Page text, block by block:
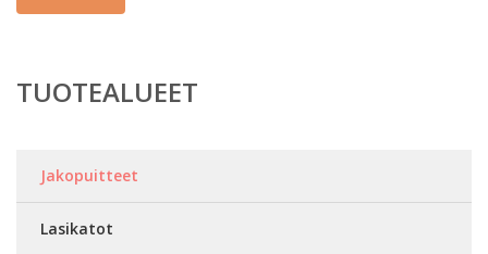
TUOTEALUEET
Jakopuitteet
Lasikatot